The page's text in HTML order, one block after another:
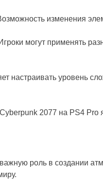
изменения
могут применять
настраивать уровень
2077 на PS4
роль в создании